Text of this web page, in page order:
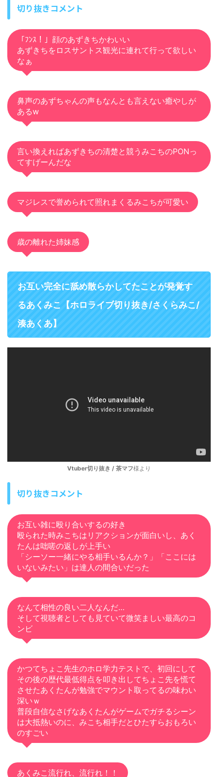
切り抜きコメント
「ﾌﾝｽ！」顔のあずきちかわいい
あずきちをロスサントス観光に連れて行って欲しい
なぁ
鼻声のあずちゃんの声もなんとも言えない癒やしが
あるw
言い換えればあずきちの清楚と競うみこちのPONっ
てすげーんだな
マジレスで誉められて照れまくるみこちが可愛い
歳の離れた姉妹感
お互い完全に舐め散らかしてたことが発覚す
るあくみこ【ホロライブ切り抜き/さくらみこ/
湊あくあ】
Vtuber切り抜き / 茶マフ様より
切り抜きコメント
お互い雑に殴り合いするの好き
殴られた時みこちはリアクションが面白いし、あく
たんは咄嗟の返しが上手い
「シーソー一緒にやる相手いるんか？」「ここには
いないみたい」は達人の間合いだった
なんて相性の良い二人なんだ…
そして視聴者としても見ていて微笑ましい最高のコ
ンビ
かつてちょこ先生のホロ学力テストで、初回にして
その後の歴代最低得点を叩き出してちょこ先を慌て
させたあくたんが勉強でマウント取ってるの味わい
深いｗ
普段自信なさげなあくたんがゲームでガチるシーン
は大抵熱いのに、みこち相手だとひたすらおもろい
のすごい
あくみこ流行れ、流行れ！！